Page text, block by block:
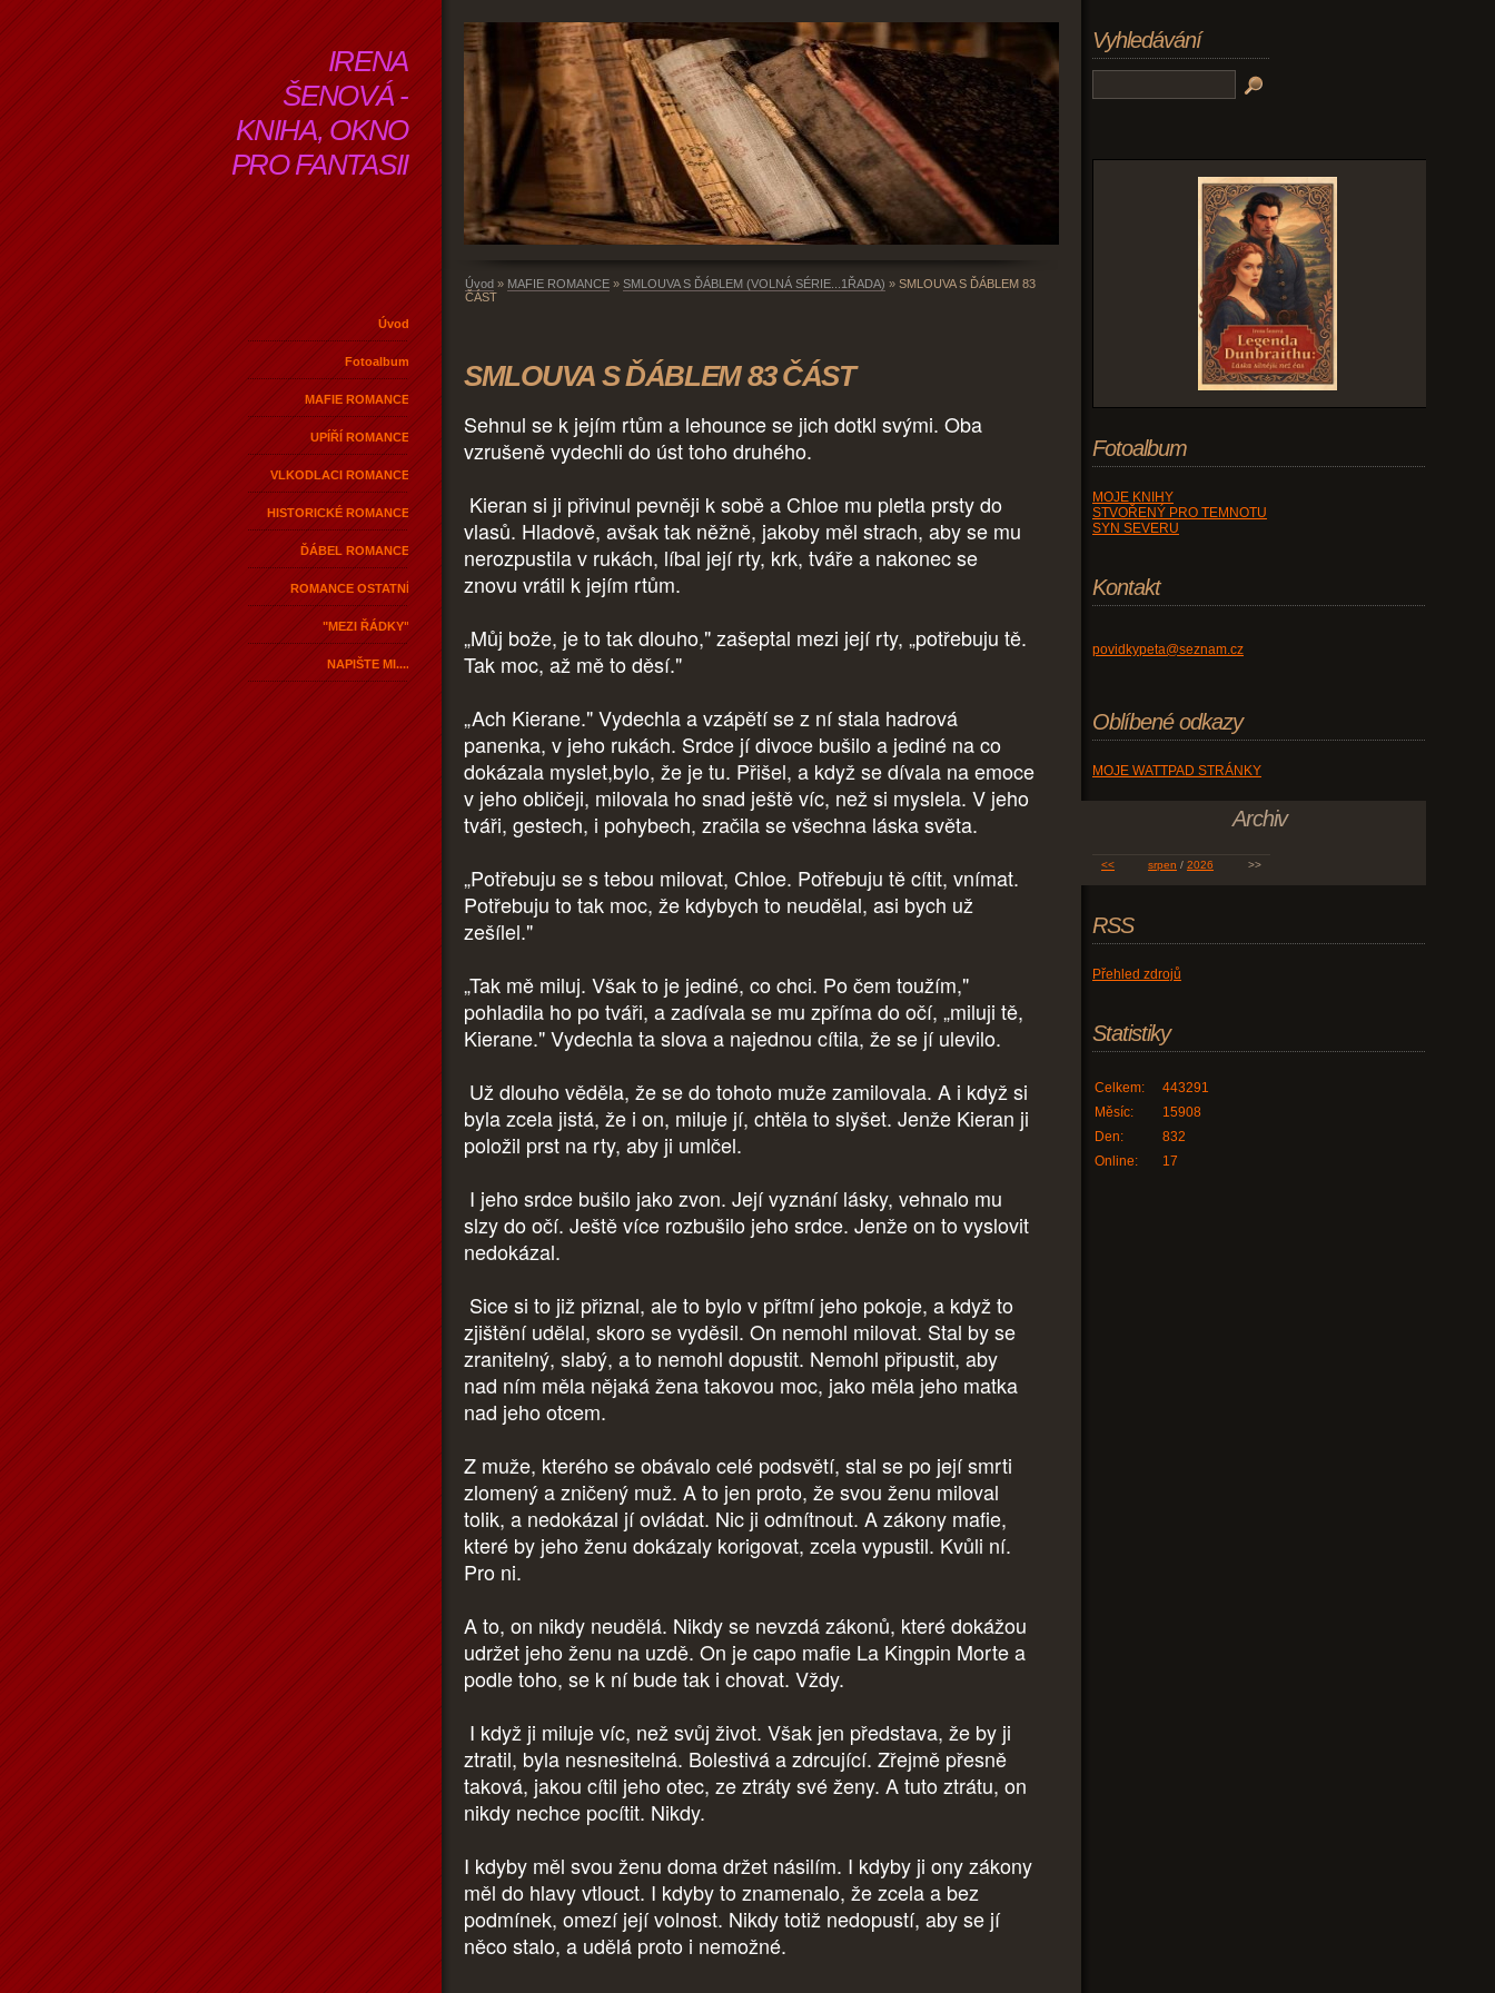
IRENA
ŠENOVÁ -
KNIHA, OKNO
PRO FANTASII
Úvod
Fotoalbum
MAFIE ROMANCE
UPÍŘÍ ROMANCE
VLKODLACI ROMANCE
HISTORICKÉ ROMANCE
ĎÁBEL ROMANCE
ROMANCE OSTATNÍ
"MEZI ŘÁDKY"
NAPIŠTE MI....
Úvod » MAFIE ROMANCE » SMLOUVA S ĎÁBLEM (VOLNÁ SÉRIE...1ŘADA) » SMLOUVA S ĎÁBLEM 83
ČÁST
SMLOUVA S ĎÁBLEM 83 ČÁST
Sehnul se k jejím rtům a lehounce se jich dotkl svými. Oba
vzrušeně vydechli do úst toho druhého.
Kieran si ji přivinul pevněji k sobě a Chloe mu pletla prsty do
vlasů. Hladově, avšak tak něžně, jakoby měl strach, aby se mu
nerozpustila v rukách, líbal její rty, krk, tváře a nakonec se
znovu vrátil k jejím rtům.
„Můj bože, je to tak dlouho," zašeptal mezi její rty, „potřebuju tě.
Tak moc, až mě to děsí."
„Ach Kierane." Vydechla a vzápětí se z ní stala hadrová
panenka, v jeho rukách. Srdce jí divoce bušilo a jediné na co
dokázala myslet,bylo, že je tu. Přišel, a když se dívala na emoce
v jeho obličeji, milovala ho snad ještě víc, než si myslela. V jeho
tváři, gestech, i pohybech, zračila se všechna láska světa.
„Potřebuju se s tebou milovat, Chloe. Potřebuju tě cítit, vnímat.
Potřebuju to tak moc, že kdybych to neudělal, asi bych už
zešílel."
„Tak mě miluj. Však to je jediné, co chci. Po čem toužím,"
pohladila ho po tváři, a zadívala se mu zpříma do očí, „miluji tě,
Kierane." Vydechla ta slova a najednou cítila, že se jí ulevilo.
Už dlouho věděla, že se do tohoto muže zamilovala. A i když si
byla zcela jistá, že i on, miluje jí, chtěla to slyšet. Jenže Kieran ji
položil prst na rty, aby ji umlčel.
I jeho srdce bušilo jako zvon. Její vyznání lásky, vehnalo mu
slzy do očí. Ještě více rozbušilo jeho srdce. Jenže on to vyslovit
nedokázal.
Sice si to již přiznal, ale to bylo v přítmí jeho pokoje, a když to
zjištění udělal, skoro se vyděsil. On nemohl milovat. Stal by se
zranitelný, slabý, a to nemohl dopustit. Nemohl připustit, aby
nad ním měla nějaká žena takovou moc, jako měla jeho matka
nad jeho otcem.
Z muže, kterého se obávalo celé podsvětí, stal se po její smrti
zlomený a zničený muž. A to jen proto, že svou ženu miloval
tolik, a nedokázal jí ovládat. Nic ji odmítnout. A zákony mafie,
které by jeho ženu dokázaly korigovat, zcela vypustil. Kvůli ní.
Pro ni.
A to, on nikdy neudělá. Nikdy se nevzdá zákonů, které dokážou
udržet jeho ženu na uzdě. On je capo mafie La Kingpin Morte a
podle toho, se k ní bude tak i chovat. Vždy.
I když ji miluje víc, než svůj život. Však jen představa, že by ji
ztratil, byla nesnesitelná. Bolestivá a zdrcující. Zřejmě přesně
taková, jakou cítil jeho otec, ze ztráty své ženy. A tuto ztrátu, on
nikdy nechce pocítit. Nikdy.
I kdyby měl svou ženu doma držet násilím. I kdyby ji ony zákony
měl do hlavy vtlouct. I kdyby to znamenalo, že zcela a bez
podmínek, omezí její volnost. Nikdy totiž nedopustí, aby se jí
něco stalo, a udělá proto i nemožné.
Vyhledávání
Fotoalbum
MOJE KNIHY
STVOŘENÝ PRO TEMNOTU
SYN SEVERU
Kontakt
povidkypeta@seznam.cz
Oblíbené odkazy
MOJE WATTPAD STRÁNKY
Archiv
<< srpen / 2026 >>
RSS
Přehled zdrojů
Statistiky
Online: 17
Celkem:
443291
Měsíc:
15908
Den:
832